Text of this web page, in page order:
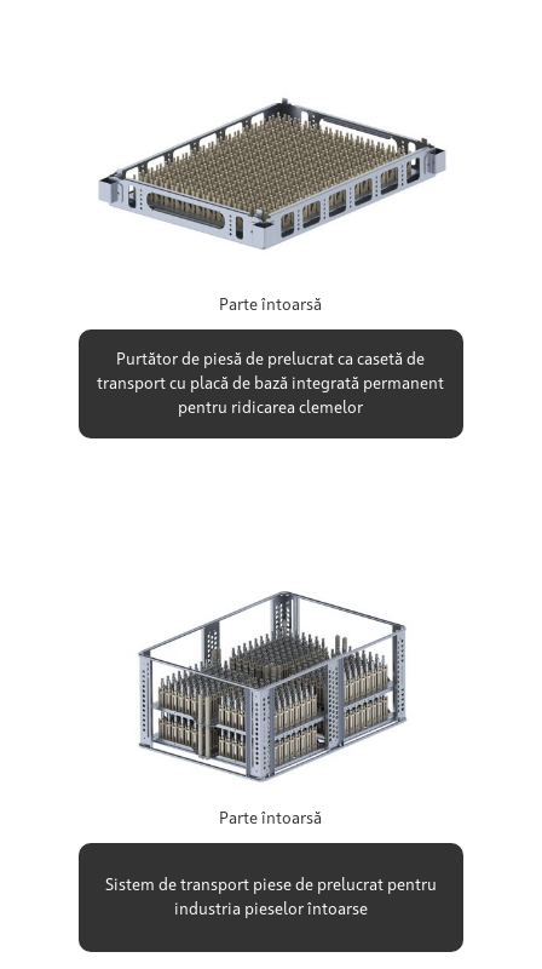
Parte întoarsă
Purtător de piesă de prelucrat ca casetă de
transport cu placă de bază integrată permanent
pentru ridicarea clemelor
Parte întoarsă
Sistem de transport piese de prelucrat pentru
industria pieselor întoarse